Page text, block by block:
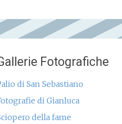
Fotografiche
di San Sebastiano
di Gianluca
della fame